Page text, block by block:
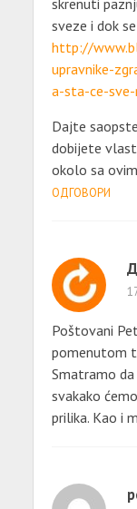
skrenuti
sveze i dok
http://
upravnike-
a-sta-ce-
Dajte
dobijete
okolo sa
ОДГОВОРИ
Poštovani
pomenutom
Smatramo
svakako
prilika. Kao i